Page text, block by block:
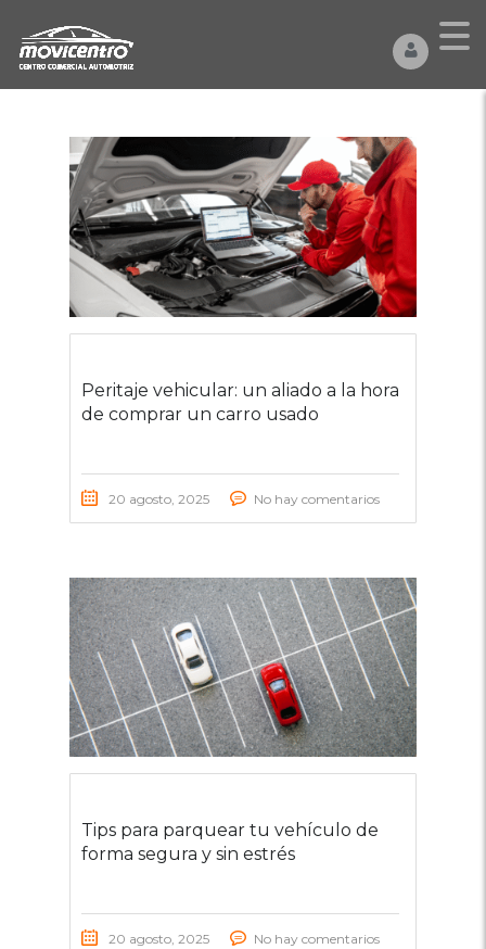
Peritaje vehicular: un aliado a la hora
de comprar un carro usado
20 agosto, 2025 No hay comentarios
Tips para parquear tu vehículo de
forma segura y sin estrés
20 agosto, 2025 No hay comentarios